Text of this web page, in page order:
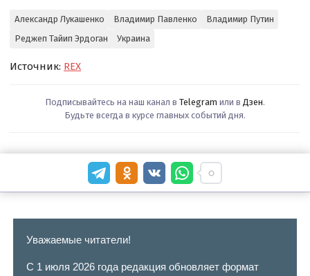
Александр Лукашенко Владимир Павленко
Владимир Путин
Реджеп Тайип Эрдоган
Украина
Источник: REX
Подписывайтесь на наш канал в Telegram или в Дзен.
Будьте всегда в курсе главных событий дня.
Уважаемые читатели!
С 1 июля 2026 года редакция обновляет формат